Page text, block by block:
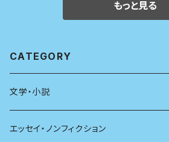
もっと見る
CATEGORY
文学・小説
日本
エッセイ・ノンフィクション